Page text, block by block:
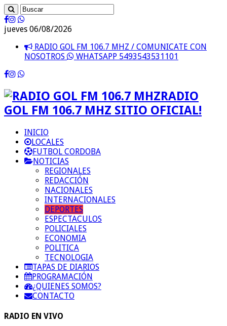
jueves 06/08/2026
RADIO GOL FM 106.7 MHZ / COMUNICATE CON
NOSOTROS
WHATSAPP 5493543531101
RADIO
GOL FM 106.7 MHZ SITIO OFICIAL!
INICIO
LOCALES
FUTBOL CORDOBA
NOTICIAS
REGIONALES
REDACCIÓN
NACIONALES
INTERNACIONALES
DEPORTES
ESPECTACULOS
POLICIALES
ECONOMIA
POLITICA
TECNOLOGIA
TAPAS DE DIARIOS
PROGRAMACIÓN
¿QUIENES SOMOS?
CONTACTO
RADIO EN VIVO